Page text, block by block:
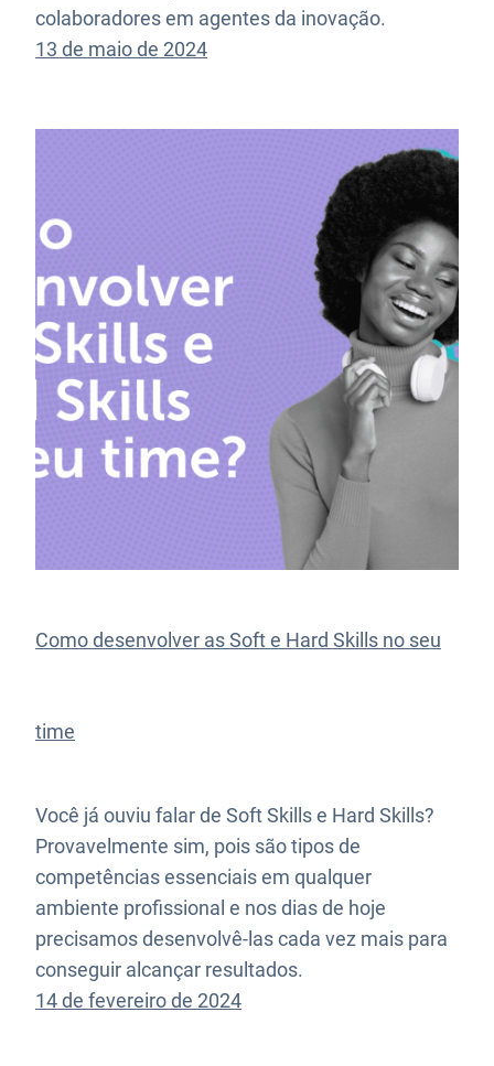
colaboradores em agentes da inovação.
13 de maio de 2024
Como desenvolver as Soft e Hard Skills no seu
time
Você já ouviu falar de Soft Skills e Hard Skills?
Provavelmente sim, pois são tipos de
competências essenciais em qualquer
ambiente profissional e nos dias de hoje
precisamos desenvolvê-las cada vez mais para
conseguir alcançar resultados.
14 de fevereiro de 2024